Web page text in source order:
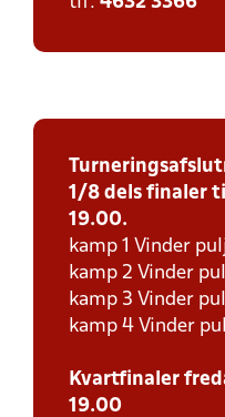
1/8 dels finaler
19.00.
kamp 1 Vinder
kamp 2 Vinder
kamp 3 Vinder
kamp 4 Vinder
Kvartfinaler
19.00